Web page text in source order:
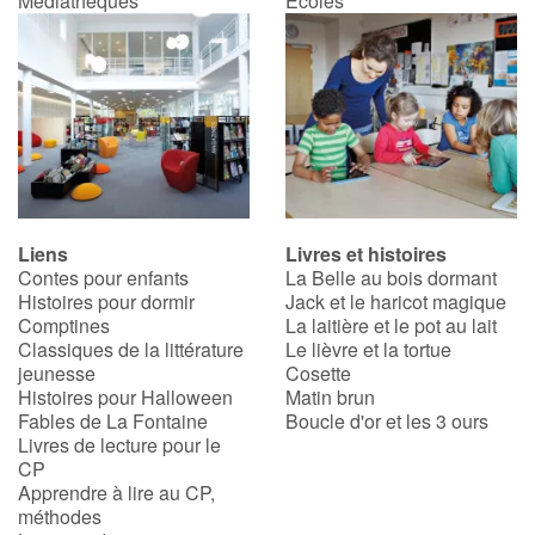
Catalogue anglais
Contraste +
Aide
Accueil
Famille
Écoles
Médiathèques
Vidéos & Tutoriaux
Liens
Contes pour enfants
Histoires pour dormir
Comptines
Classiques de la littérature
jeunesse
Histoires pour Halloween
Fables de La Fontaine
Livres de lecture pour le
CP
Apprendre à lire au CP,
méthodes
Livres et histoires
La Belle au bois dormant
Jack et le haricot magique
La laitière et le pot au lait
Le lièvre et la tortue
Cosette
Matin brun
Boucle d'or et les 3 ours